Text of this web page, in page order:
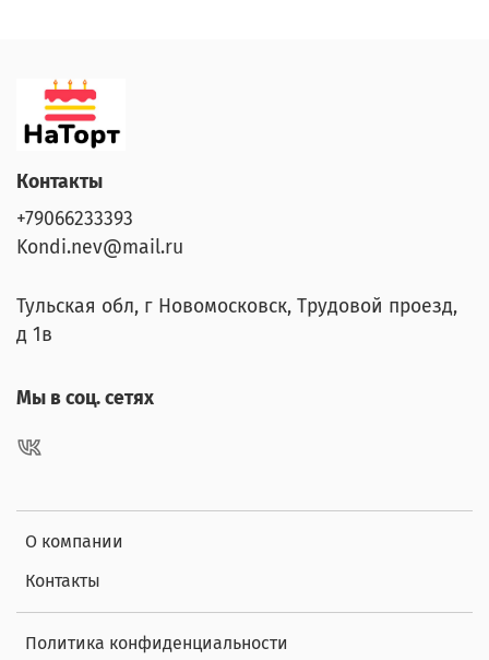
О компании
Контакты
Политика конфиденциальности
Контакты
+79066233393
Kondi.nev@mail.ru
Тульская обл, г Новомосковск, Трудовой проезд,
д 1в
Мы в соц. сетях